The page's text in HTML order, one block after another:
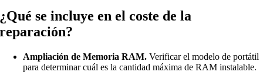
¿Qué se incluye en el coste de la
reparación?
Ampliación de Memoria RAM.Verificar el modelo de portátil
para determinar cuál es la cantidad máxima de RAM instalable.